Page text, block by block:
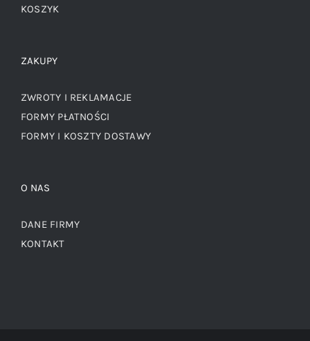
KOSZYK
ZAKUPY
ZWROTY I REKLAMACJE
FORMY PŁATNOŚCI
FORMY I KOSZTY DOSTAWY
O NAS
DANE FIRMY
KONTAKT